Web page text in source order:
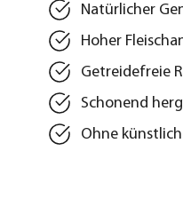
Natürlicher
Hoher
Getreidefreie
Schonend
Ohne